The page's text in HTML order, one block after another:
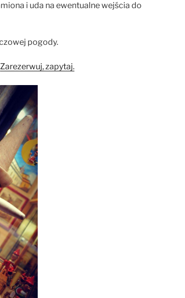
i uda na ewentualne wejścia do
pogody.
Zarezerwuj, zapytaj.